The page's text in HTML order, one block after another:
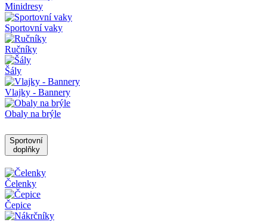
Minidresy
Sportovní vaky
Ručníky
Šály
Vlajky - Bannery
Obaly na brýle
Sportovní
doplňky
Čelenky
Čepice